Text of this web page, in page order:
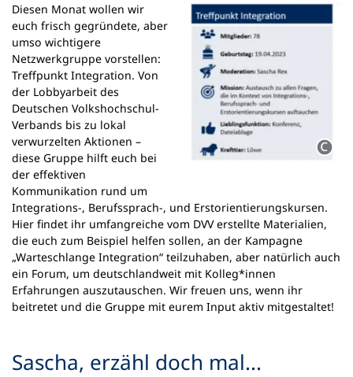
Diesen Monat wollen wir
euch frisch gegründete, aber
umso wichtigere
Netzwerkgruppe vorstellen:
Treffpunkt Integration. Von
der Lobbyarbeit des
Deutschen Volkshochschul-
Verbands bis zu lokal
verwurzelten Aktionen –
diese Gruppe hilft euch bei
der effektiven
Kommunikation rund um
Integrations-, Berufssprach-, und Erstorientierungskursen.
Hier findet ihr umfangreiche vom DVV erstellte Materialien,
die euch zum Beispiel helfen sollen, an der Kampagne
„Warteschlange Integration“ teilzuhaben, aber natürlich auch
ein Forum, um deutschlandweit mit Kolleg*innen
Erfahrungen auszutauschen. Wir freuen uns, wenn ihr
beitretet und die Gruppe mit eurem Input aktiv mitgestaltet!
Sascha, erzähl doch mal...